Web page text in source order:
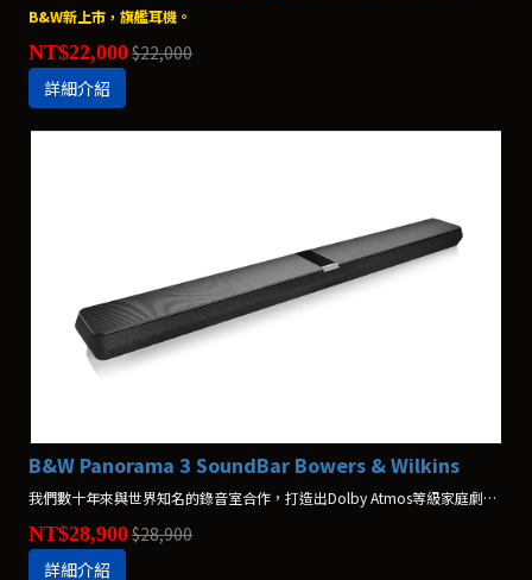
B&W新上市，旗艦耳機。
NT$22,000$22,000
詳細介紹
B&W Panorama 3 SoundBar Bowers & Wilkins
我們數十年來與世界知名的錄音室合作，打造出Dolby Atmos等級家庭劇院聲效的一體式喇叭，以優雅的設計與震撼人心的效果，建構出絕美的影音享受。
NT$28,900$28,900
詳細介紹